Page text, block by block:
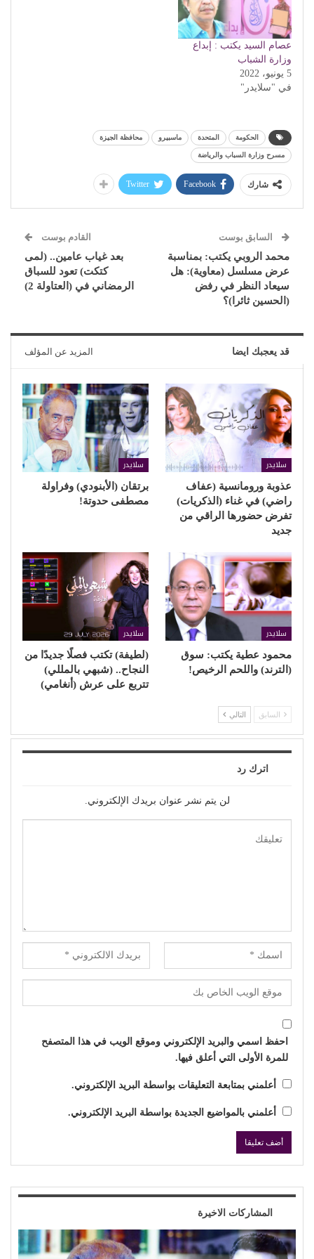
عصام السيد يكتب : إبداع
وزارة الشباب
5 يونيو، 2022
في "سلايدر"
الحكومة المتحدة ماسبيرو محافظة الجيزة
مسرح وزارة السباب والرياضة
شارك Facebook
Twitter
السابق بوست
محمد الروبي يكتب: بمناسبة
عرض مسلسل (معاوية): هل
سيعاد النظر في رفض
(الحسين ثائرا)؟
القادم بوست
بعد غياب عامين.. (لمى
كتكت) تعود للسباق
الرمضاني في (العتاولة 2)
قد يعجبك ايضا المزيد عن المؤلف
سلايدر
عذوبة ورومانسية (عفاف
راضي) في غناء (الذكريات)
تفرض حضورها الراقي من
جديد
سلايدر
برتقان (الأبنودي) وفراولة
مصطفى حدوتة!
سلايدر
محمود عطية يكتب: سوق
(الترند) واللحم الرخيص!
سلايدر
(لطيفة) تكتب فصلًا جديدًا من
النجاح.. (شبهي بالمللي)
تتربع على عرش (أنغامي)
السابق التالي
اترك رد
لن يتم نشر عنوان بريدك الإلكتروني.
احفظ اسمي والبريد الإلكتروني وموقع الويب في هذا المتصفح
للمرة الأولى التي أعلق فيها.
أعلمني بمتابعة التعليقات بواسطة البريد الإلكتروني.
أعلمني بالمواضيع الجديدة بواسطة البريد الإلكتروني.
المشاركات الاخيرة